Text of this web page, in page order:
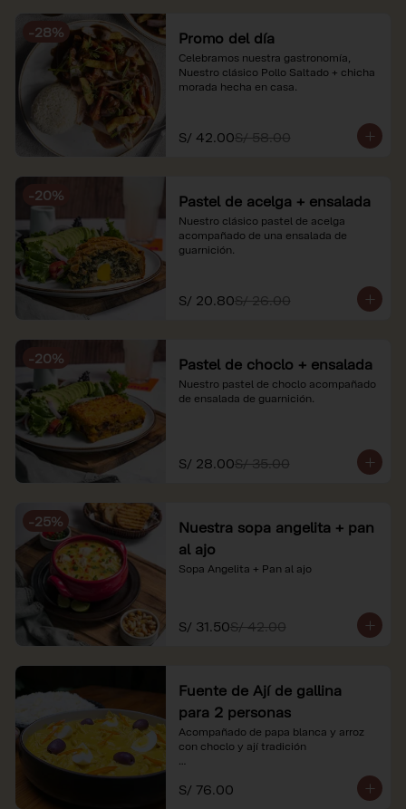
referenciales.
-28% Promo del día
Celebramos nuestra gastronomía,
Nuestro clásico Pollo Saltado + chicha
morada hecha en casa.
S/ 42.00S/ 58.00
-20% Pastel de acelga + ensalada
Nuestro clásico pastel de acelga
acompañado de una ensalada de
guarnición.
S/ 20.80S/ 26.00
-20% Pastel de choclo + ensalada
Nuestro pastel de choclo acompañado
de ensalada de guarnición.
S/ 28.00S/ 35.00
-25%
Nuestra sopa angelita + pan
al ajo
Sopa Angelita + Pan al ajo
S/ 31.50S/ 42.00
Fuente de Ají de gallina
para 2 personas
Acompañado de papa blanca y arroz
con choclo y ají tradición
*Nuestros precios están expresados en
soles e incluyen impuestos de ley y
S/ 76.00